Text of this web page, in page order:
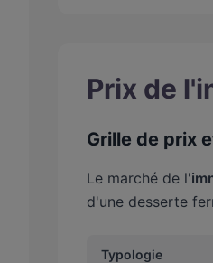
Prix de
Grille de prix
Le marché de l'
d'une desserte
Typologie